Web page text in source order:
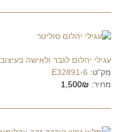
עגילי יהלום לגבר ולאישה
מק"ט: E32891-6
מחיר: 1,500₪